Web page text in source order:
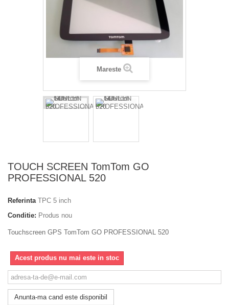
Mareste
TOUCH SCREEN TomTom GO
PROFESSIONAL 520
Referinta TPC 5 inch
Conditie: Produs nou
Touchscreen GPS TomTom GO PROFESSIONAL 520
Acest produs nu mai este in stoc
Anunta-ma cand este disponibil